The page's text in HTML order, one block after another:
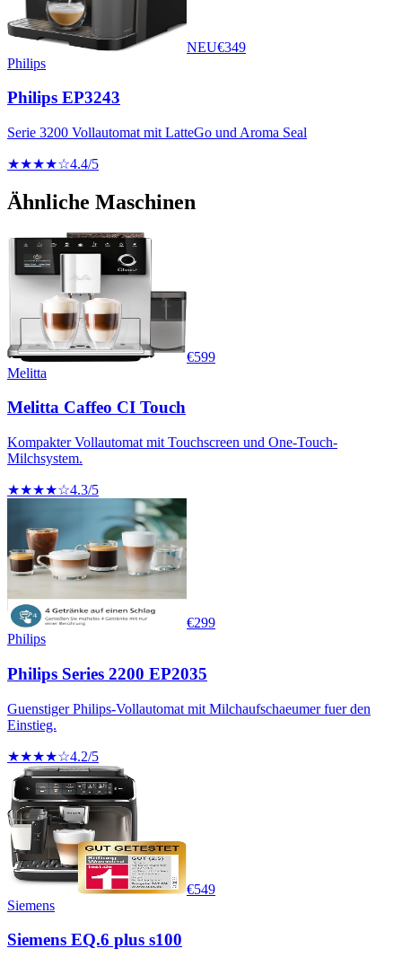
NEU€349
Philips
Philips EP3243
Serie 3200 Vollautomat mit LatteGo und Aroma Seal
★★★★☆4.4/5
Ähnliche Maschinen
€599
Melitta
Melitta Caffeo CI Touch
Kompakter Vollautomat mit Touchscreen und One-Touch-
Milchsystem.
★★★★☆4.3/5
€299
Philips
Philips Series 2200 EP2035
Guenstiger Philips-Vollautomat mit Milchaufschaeumer fuer den
Einstieg.
★★★★☆4.2/5
€549
Siemens
Siemens EQ.6 plus s100